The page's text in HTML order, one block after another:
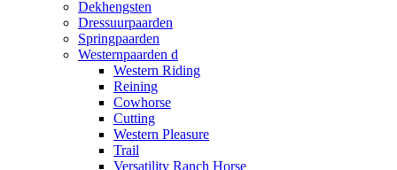
Dekhengsten
Dressuurpaarden
Springpaarden
Westernpaarden d
Western Riding
Reining
Cowhorse
Cutting
Western Pleasure
Trail
Versatility Ranch Horse